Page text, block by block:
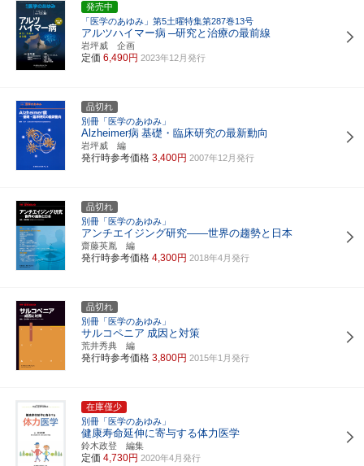
発売中
「医学のあゆみ」第5土曜特集第287巻13号
アルツハイマー病 ─研究と治療の最前線
岩坪威 企画
定価 6,490円 2023年12月発行
品切れ
別冊「医学のあゆみ」
Alzheimer病 基礎・臨床研究の最新動向
岩坪威 編
発行時参考価格 3,400円 2007年12月発行
品切れ
別冊「医学のあゆみ」
アンチエイジング研究――世界の趨勢と日本
齋藤英胤 編
発行時参考価格 4,300円 2018年4月発行
品切れ
別冊「医学のあゆみ」
サルコペニア 成因と対策
荒井秀典 編
発行時参考価格 3,800円 2015年1月発行
在庫僅少
別冊「医学のあゆみ」
健康寿命延伸に寄与する体力医学
鈴木政登 編集
定価 4,730円 2020年4月発行